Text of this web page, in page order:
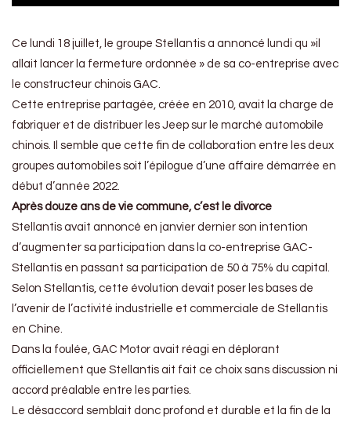
Ce lundi 18 juillet, le groupe Stellantis a annoncé lundi qu »il
allait lancer la fermeture ordonnée » de sa co-entreprise avec
le constructeur chinois GAC.
Cette entreprise partagée, créée en 2010, avait la charge de
fabriquer et de distribuer les Jeep sur le marché automobile
chinois. Il semble que cette fin de collaboration entre les deux
groupes automobiles soit l’épilogue d’une affaire démarrée en
début d’année 2022.
Après douze ans de vie commune, c’est le divorce
Stellantis avait annoncé en janvier dernier son intention
d’augmenter sa participation dans la co-entreprise GAC-
Stellantis en passant sa participation de 50 à 75% du capital.
Selon Stellantis, cette évolution devait poser les bases de
l’avenir de l’activité industrielle et commerciale de Stellantis
en Chine.
Dans la foulée, GAC Motor avait réagi en déplorant
officiellement que Stellantis ait fait ce choix sans discussion ni
accord préalable entre les parties.
Le désaccord semblait donc profond et durable et la fin de la